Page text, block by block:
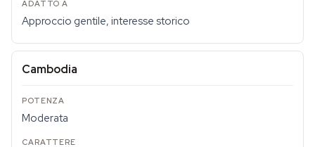
Approccio gentile, interesse storico
Cambodia
Moderata